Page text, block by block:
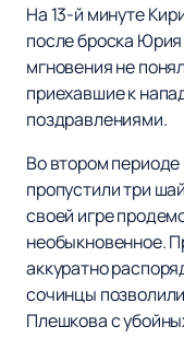
На 13-й минуте
после броска
мгновения не
приехавшие к
поздравлениями.
Во втором
пропустили три
своей игре
необыкновенное.
аккуратно
сочинцы
Плешкова с